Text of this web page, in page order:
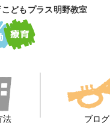
どもプラス明野教室
法 ブログ